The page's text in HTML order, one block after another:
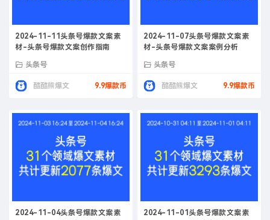
2024-11-11头条号爆款文案素
材-头条号爆款文案创作指南
头条号
酷酷熊爆文 9.9爆款币
2024-11-07头条号爆款文案素
材-头条号爆款文案案例分析
头条号
酷酷熊爆文 9.9爆款币
2024-11-04头条号爆款文案素
2024-11-01头条号爆款文案素